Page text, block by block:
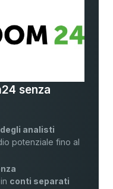
senza
analisti
potenziale fino al
conti separati